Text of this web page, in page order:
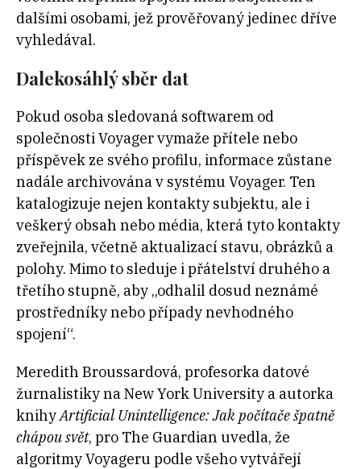
dalšími osobami, jež prověřovaný jedinec dříve
vyhledával.
Dalekosáhlý sběr dat
Pokud osoba sledovaná softwarem od
společnosti Voyager vymaže přítele nebo
příspěvek ze svého profilu, informace zůstane
nadále archivována v systému Voyager. Ten
katalogizuje nejen kontakty subjektu, ale i
veškerý obsah nebo média, která tyto kontakty
zveřejnila, včetně aktualizací stavu, obrázků a
polohy. Mimo to sleduje i přátelství druhého a
třetího stupně, aby „odhalil dosud neznámé
prostředníky nebo případy nevhodného
spojení“.
Meredith Broussardová, profesorka datové
žurnalistiky na New York University a autorka
knihyArtificial Unintelligence: Jak počítače špatně
chápou svět, pro The Guardian uvedla, že
algoritmy Voyageru podle všeho vytvářejí